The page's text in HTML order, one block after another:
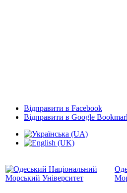
Відправити в Facebook
Відправити в Google